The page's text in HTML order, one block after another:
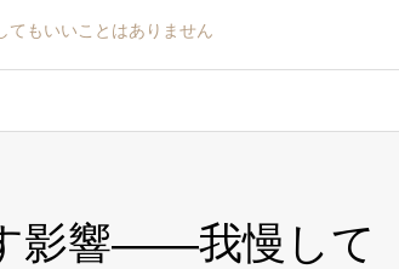
もいいことはありません
影響――我慢して